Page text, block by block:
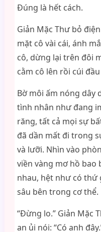
Đúng là hết cách.
Giản Mặc Thư bỏ
mặt cô vài cái, ánh
cô, dừng lại trên đôi
cằm cô lên rồi cúi
Bờ môi ấm nóng dây
tình nhân như đang
răng, tất cả mọi sự
đã dần mất đi trong
và lưỡi. Nhìn vào
viền vàng mơ hồ bao
nhau, hệt như có thứ
sâu bên trong cơ thể.
“Đừng lo.” Giản Mặc
an ủi nói: “Có anh